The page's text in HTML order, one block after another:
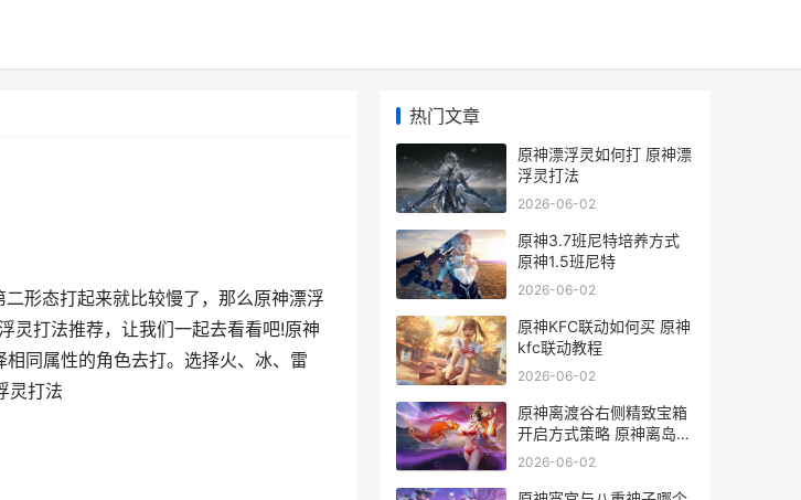
形态打起来就比较慢了，那么原神漂浮
灵打法推荐，让我们一起去看看吧!原神
同属性的角色去打。选择火、冰、雷
灵打法
热门文章
原神漂浮灵如何打 原神漂
浮灵打法
2026-06-02
原神3.7班尼特培养方式
原神1.5班尼特
2026-06-02
原神KFC联动如何买 原神
kfc联动教程
2026-06-02
原神离渡谷右侧精致宝箱
开启方式策略 原神离岛那
里怎么过
2026-06-02